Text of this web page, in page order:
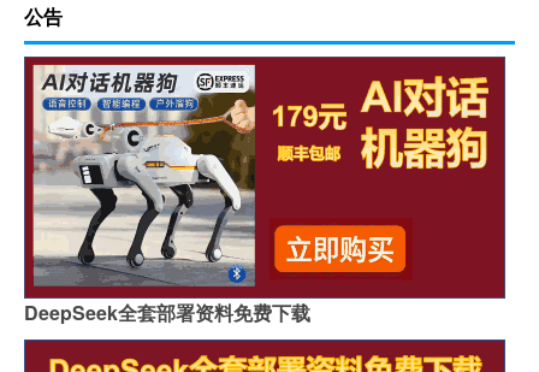
公告
DeepSeek全套部署资料免费下载